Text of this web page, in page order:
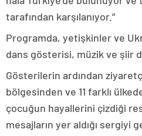
tarafından karşılanıyor.”
Programda, yetişkinler ve
dans gösterisi, müzik ve şiir
Gösterilerin ardından
bölgesinden ve 11 farklı
çocuğun hayallerini çizdiği
mesajların yer aldığı sergiyi